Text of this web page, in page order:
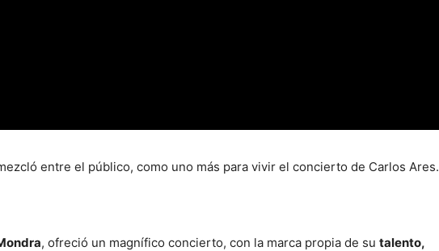
entre el público, como uno más para vivir el concierto de Carlos Ares.
, ofreció un magnífico concierto, con la marca propia de su talento,